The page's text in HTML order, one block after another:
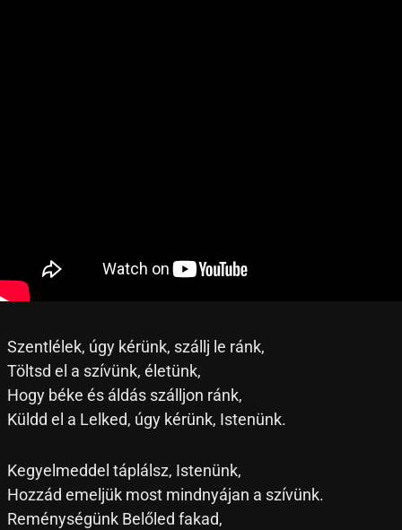
Szentlélek, úgy kérünk, szállj le ránk,
Töltsd el a szívünk, életünk,
Hogy béke és áldás szálljon ránk,
Küldd el a Lelked, úgy kérünk, Istenünk.
Kegyelmeddel táplálsz, Istenünk,
Hozzád emeljük most mindnyájan a szívünk.
Reménységünk Belőled fakad,